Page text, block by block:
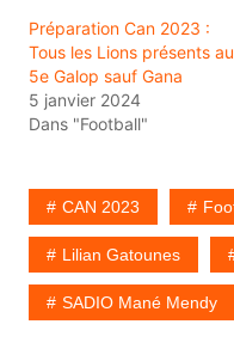
Préparation Can 2023 :
Tous les Lions présents au
5e Galop sauf Gana
5 janvier 2024
Dans "Football"
CAN 2023
Lilian Gatounes
SADIO Mané Mendy